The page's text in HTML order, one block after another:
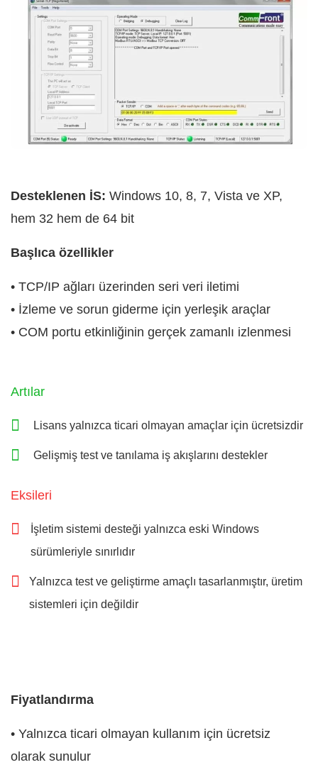
Desteklenen İS: Windows 10, 8, 7, Vista ve XP,
hem 32 hem de 64 bit
Başlıca özellikler
• TCP/IP ağları üzerinden seri veri iletimi
• İzleme ve sorun giderme için yerleşik araçlar
• COM portu etkinliğinin gerçek zamanlı izlenmesi
Artılar
Lisans yalnızca ticari olmayan amaçlar için ücretsizdir
Gelişmiş test ve tanılama iş akışlarını destekler
Eksileri
İşletim sistemi desteği yalnızca eski Windows
sürümleriyle sınırlıdır
Yalnızca test ve geliştirme amaçlı tasarlanmıştır, üretim
sistemleri için değildir
Fiyatlandırma
• Yalnızca ticari olmayan kullanım için ücretsiz
olarak sunulur